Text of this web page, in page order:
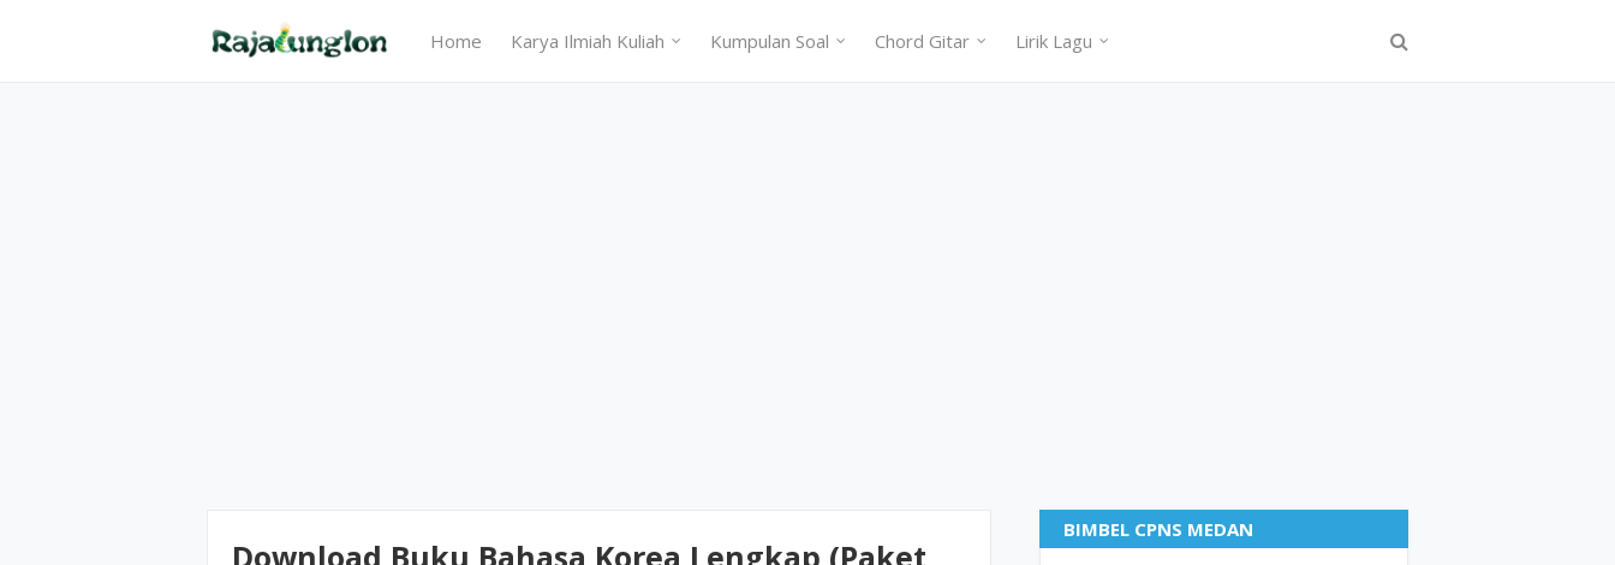
Home Karya Ilmiah Kuliah Kumpulan Soal Chord Gitar Lirik Lagu
Download Buku Bahasa Korea Lengkap (Paket
BIMBEL CPNS MEDAN